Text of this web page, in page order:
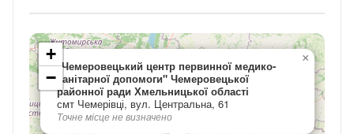
"Чемеровецький центр первинної медико-
санітарної допомоги" Чемеровецької
районної ради Хмельницької області
смт Чемерівці, вул. Центральна, 61
Точне місце не визначено
×
+
−